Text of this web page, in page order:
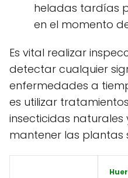
heladas tardías
en el momento
Es vital realizar
detectar cualquier
enfermedades a
es utilizar
insecticidas
mantener las plantas